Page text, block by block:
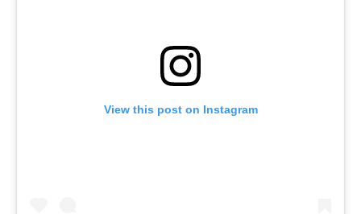
View this post on Instagram